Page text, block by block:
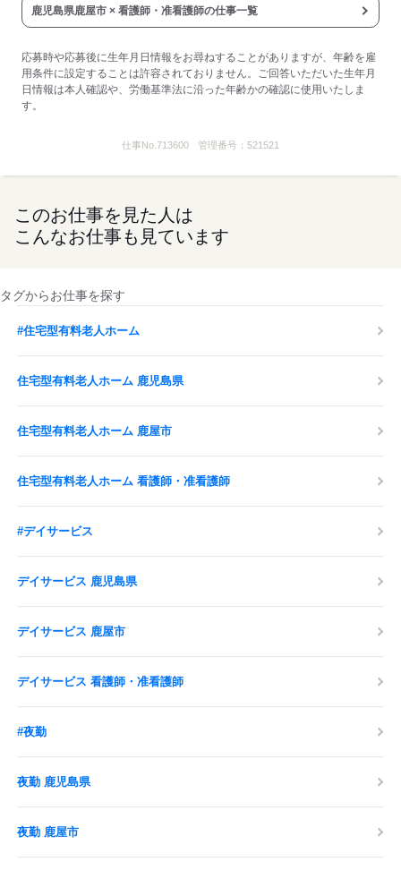
鹿児島県鹿屋市 × 看護師・准看護師の仕事一覧
応募時や応募後に生年月日情報をお尋ねすることがありますが、年齢を雇
用条件に設定することは許容されておりません。ご回答いただいた生年月
日情報は本人確認や、労働基準法に沿った年齢かの確認に使用いたしま
す。
仕事No.713600 管理番号： 521521
このお仕事を見た人は
こんなお仕事も見ています
タグからお仕事を探す
#住宅型有料老人ホーム
住宅型有料老人ホーム 鹿児島県
住宅型有料老人ホーム 鹿屋市
住宅型有料老人ホーム 看護師・准看護師
#デイサービス
デイサービス 鹿児島県
デイサービス 鹿屋市
デイサービス 看護師・准看護師
#夜勤
夜勤 鹿児島県
夜勤 鹿屋市